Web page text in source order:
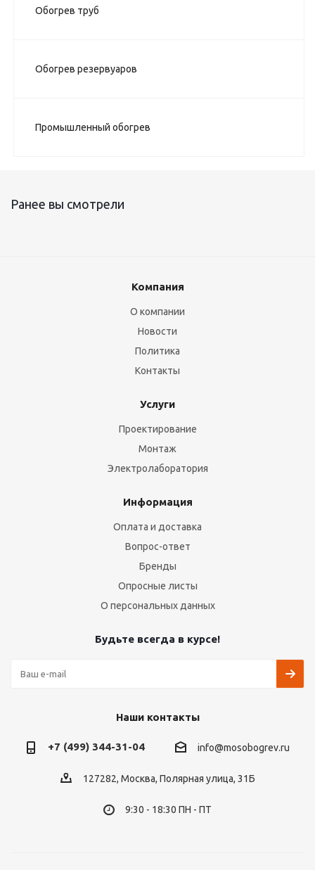
Обогрев труб
Обогрев резервуаров
Промышленный обогрев
Ранее вы смотрели
Компания
О компании
Новости
Политика
Контакты
Услуги
Проектирование
Монтаж
Электролаборатория
Информация
Оплата и доставка
Вопрос-ответ
Бренды
Опросные листы
О персональных данных
Будьте всегда в курсе!
Наши контакты
+7 (499) 344-31-04 info@mosobogrev.ru
127282, Москва, Полярная улица, 31Б
9:30 - 18:30 ПН - ПТ